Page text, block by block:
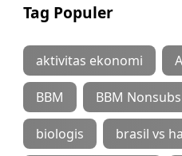
Tag Populer
aktivitas ekonomi
BBM BBM
biologis brasil vs